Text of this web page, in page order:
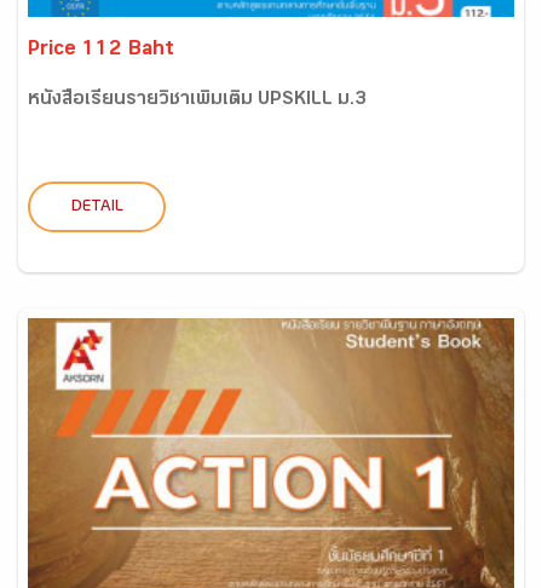
Price 112 Baht
หนังสือเรียนรายวิชาเพิ่มเติม UPSKILL ม.3
DETAIL